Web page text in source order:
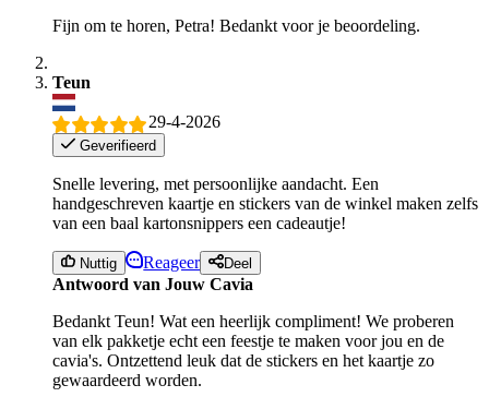
Fijn om te horen, Petra! Bedankt voor je beoordeling.
Teun
29-4-2026
Geverifieerd
Snelle levering, met persoonlijke aandacht. Een
handgeschreven kaartje en stickers van de winkel maken zelfs
van een baal kartonsnippers een cadeautje!
Nuttig Reageer Deel
Antwoord van Jouw Cavia
Bedankt Teun! Wat een heerlijk compliment! We proberen
van elk pakketje echt een feestje te maken voor jou en de
cavia's. Ontzettend leuk dat de stickers en het kaartje zo
gewaardeerd worden.